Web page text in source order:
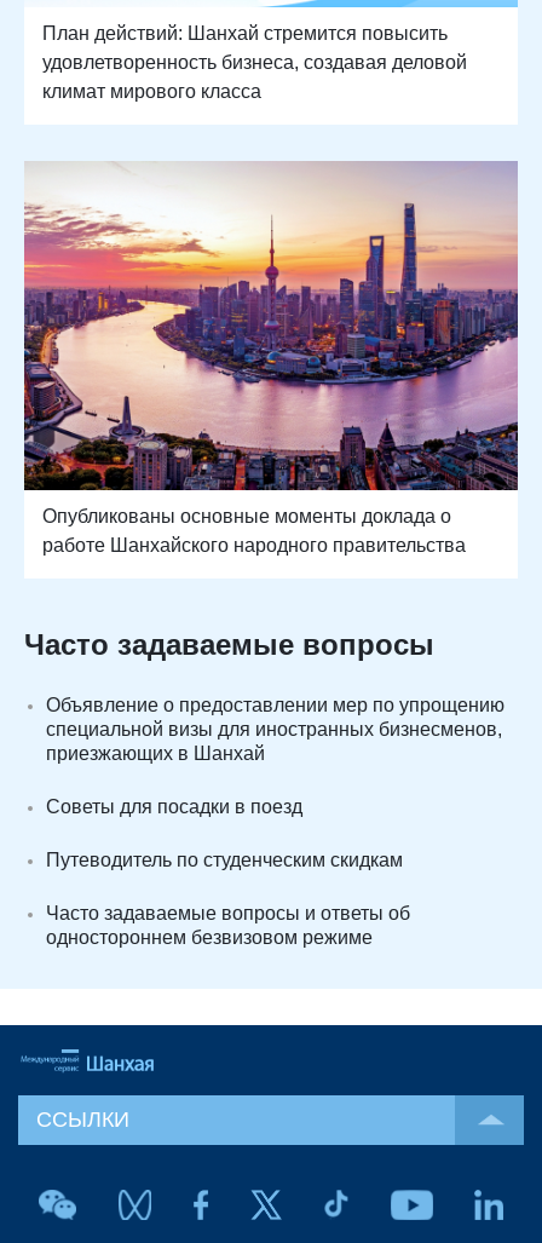
План действий: Шанхай стремится повысить
удовлетворенность бизнеса, создавая деловой
климат мирового класса
Опубликованы основные моменты доклада о
работе Шанхайского народного правительства
Часто задаваемые вопросы
Объявление о предоставлении мер по упрощению
специальной визы для иностранных бизнесменов,
приезжающих в Шанхай
Советы для посадки в поезд
Путеводитель по студенческим скидкам
Часто задаваемые вопросы и ответы об
одностороннем безвизовом режиме
ССЫЛКИ